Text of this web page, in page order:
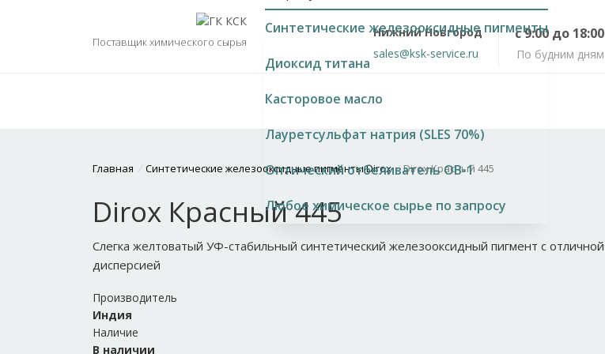
Поставщик химического сырья
с 9:00 до 18:00
По будним дням
Нижний Новгород
sales@ksk-service.ru
Синтетические железооксидные пигменты
Диоксид титана
Касторовое масло
Лауретсульфат натрия (SLES 70%)
Оптический отбеливатель OB-1
Любое химическое сырье по запросу
Главная / Синтетические железооксидные пигменты Dirox / Dirox Красный 445
Dirox Красный 445
Слегка желтоватый УФ-стабильный синтетический железооксидный пигмент с отличной
дисперсией
Производитель
Индия
Наличие
В наличии